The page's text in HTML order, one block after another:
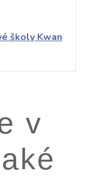
školy Kwan
v